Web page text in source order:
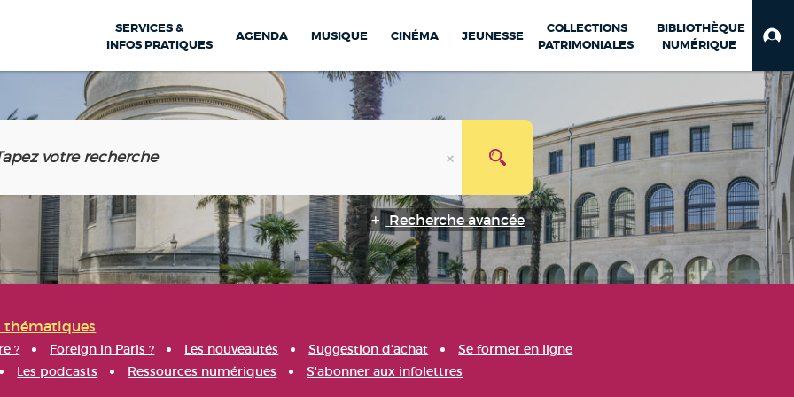
SERVICES &
INFOS PRATIQUES
AGENDA MUSIQUE CINÉMA JEUNESSE
COLLECTIONS
PATRIMONIALES
BIBLIOTHÈQUE
NUMÉRIQUE
Recherche avancée
thématiques
? Foreign in Paris ? Les nouveautés Suggestion d'achat
Se former en ligne
Les podcasts Ressources numériques S'abonner aux infolettres